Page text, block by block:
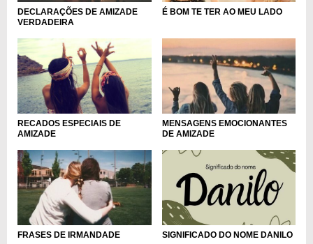
DECLARAÇÕES DE AMIZADE
VERDADEIRA
É BOM TE TER AO MEU LADO
RECADOS ESPECIAIS DE
AMIZADE
MENSAGENS EMOCIONANTES
DE AMIZADE
FRASES DE IRMANDADE SIGNIFICADO DO NOME DANILO